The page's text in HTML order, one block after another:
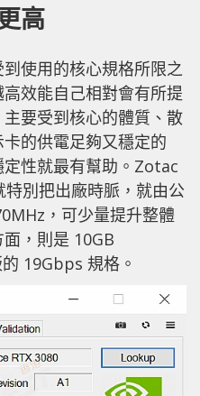
高
使用的核心規格所限之
效能自己相對會有所提
要受到核心的體質、散
的供電足夠又穩定的
性就最有幫助。Zotac
別把出廠時脈，就由公
，可少量提升整體
，則是 10GB
19Gbps 規格。